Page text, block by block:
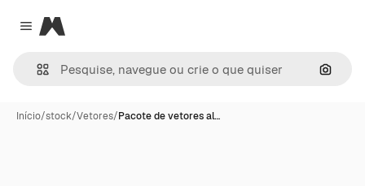
Close menu
Magnific
Início/stock/Vetores/Pacote de vetores al…